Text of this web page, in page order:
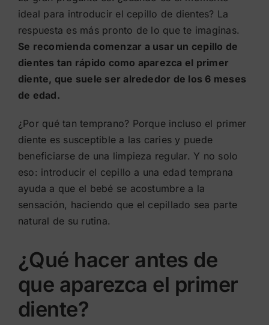
ideal para introducir el cepillo de dientes? La
respuesta es más pronto de lo que te imaginas.
Se recomienda comenzar a usar un cepillo de
dientes tan rápido como aparezca el primer
diente, que suele ser alrededor de los 6 meses
de edad.
¿Por qué tan temprano? Porque incluso el primer
diente es susceptible a las caries y puede
beneficiarse de una limpieza regular. Y no solo
eso: introducir el cepillo a una edad temprana
ayuda a que el bebé se acostumbre a la
sensación, haciendo que el cepillado sea parte
natural de su rutina.
¿Qué hacer antes de
que aparezca el primer
diente?